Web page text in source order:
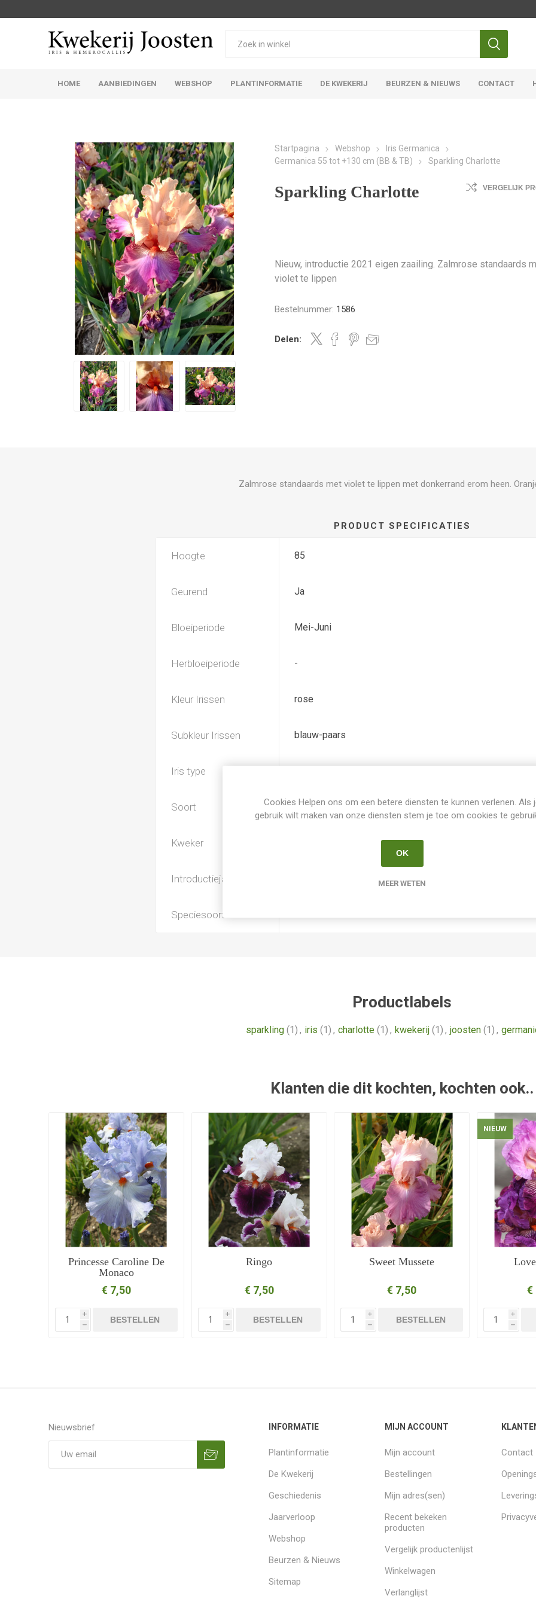
HOME AANBIEDINGEN WEBSHOP PLANTINFORMATIE DE KWEKERIJ BEURZEN & NIEUWS CONTACT
Startpagina Webshop
Iris Germanica
Germanica 55 tot +130 cm (BB & TB)
Sparkling Charlotte
Sparkling Charlotte VERGELIJK
Nieuw, introductie 2021 eigen zaailing. Zalmrose standaards
violet te lippen
Bestelnummer: 1586
Delen:
Zalmrose standaards met violet te lippen met donkerrand erom heen.
PRODUCT SPECIFICATIES
Hoogte 85
Geurend Ja
Bloeiperiode Mei-Juni
Herbloeiperiode -
Kleur Irissen rose
Subkleur Irissen blauw-paars
Iris type
Soort Iris Germanica
Kweker
Introductiejaar
Speciesoort
Productlabels
sparkling (1) , iris (1) , charlotte (1) , kwekerij (1) , joosten (1) ,
Klanten die dit kochten, kochten ook..
Princesse Caroline De
Monaco
€ 7,50
i
h
BESTELLEN
Ringo
€ 7,50
i
h
BESTELLEN
Sweet Mussete
€ 7,50
i
h
BESTELLEN
NIEUW
€
i
h
Nieuwsbrief INFORMATIE
Plantinformatie
De Kwekerij
Geschiedenis
Jaarverloop
Webshop
Beurzen & Nieuws
Sitemap
MIJN ACCOUNT
Mijn account
Bestellingen
Mijn adres(sen)
Recent bekeken
producten
Vergelijk productenlijst
Winkelwagen
Verlanglijst
Contact
Cookies Helpen ons om een betere diensten te kunnen verlenen. Als
gebruik wilt maken van onze diensten stem je toe om cookies te
OK
MEER WETEN